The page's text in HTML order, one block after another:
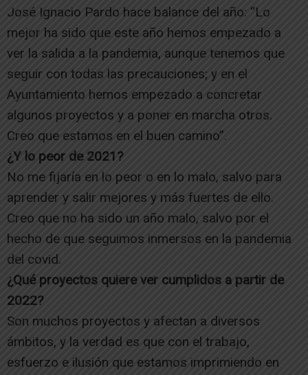
José Ignacio Pardo hace balance del año: “Lo
mejor ha sido que este año hemos empezado a
ver la salida a la pandemia, aunque tenemos que
seguir con todas las precauciones; y en el
Ayuntamiento hemos empezado a concretar
algunos proyectos y a poner en marcha otros.
Creo que estamos en el buen camino”.
¿Y lo peor de 2021?
No me fijaría en lo peor o en lo malo, salvo para
aprender y salir mejores y más fuertes de ello.
Creo que no ha sido un año malo, salvo por el
hecho de que seguimos inmersos en la pandemia
del covid.
¿Qué proyectos quiere ver cumplidos a partir de
2022?
Son muchos proyectos y afectan a diversos
ámbitos, y la verdad es que con el trabajo,
esfuerzo e ilusión que estamos imprimiendo en